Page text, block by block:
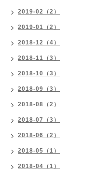
2019-02（2）
2019-01（2）
2018-12（4）
2018-11（3）
2018-10（3）
2018-09（3）
2018-08（2）
2018-07（3）
2018-06（2）
2018-05（1）
2018-04（1）